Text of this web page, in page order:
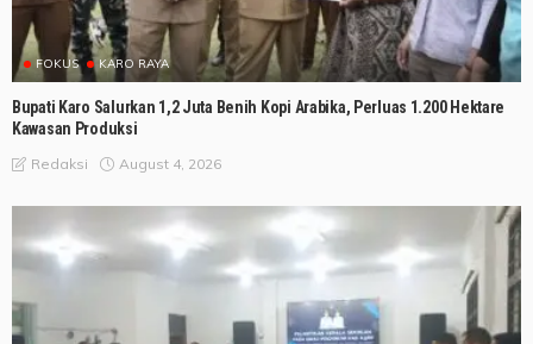
FOKUS KARO RAYA
Bupati Karo Salurkan 1,2 Juta Benih Kopi Arabika, Perluas 1.200 Hektare
Kawasan Produksi
Redaksi August 4, 2026